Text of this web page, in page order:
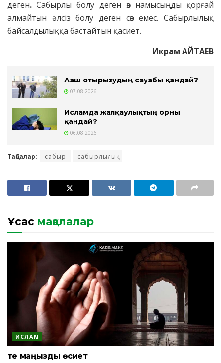
деген. Сабырлы болу деген өз намысыңды қорғай
алмайтын әлсіз болу деген сөз емес. Сабырлылық
байсалдылыққа бастайтын қасиет.
Икрам АЙТАЕВ
Ағаш отырғызудың сауабы қандай?
07.08.2026
Исламда жалқаулықтың орны
қандай?
06.08.2026
Таңбалар: сабыр сабырлылық
Ұқсас мақалалар
ИСЛАМ
Өте маңызды өсиет